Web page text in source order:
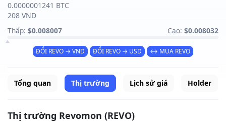
0.0000001241 BTC
208 VND
Thấp: $0.008007 Cao: $0.008032
ĐỔI REVO → VND ĐỔI REVO → USD ↔ MUA REVO
Tổng quan Thị trường Lịch sử giá Holder
Thị trường Revomon (REVO)